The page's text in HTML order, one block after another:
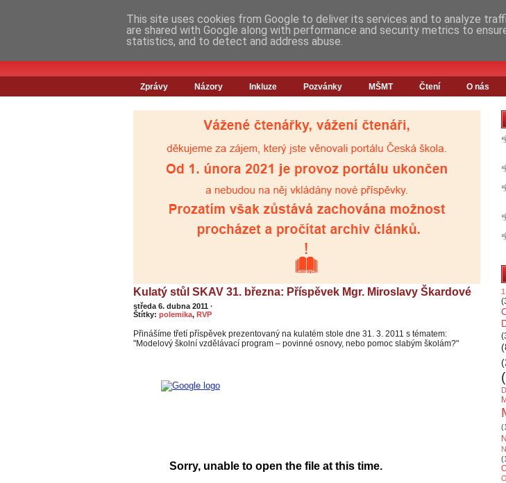
Zprávy Názory Inkluze Pozvánky MŠMT Čtení O nás
Kulatý stůl SKAV 31. března: Příspěvek Mgr. Miroslavy Škardové
středa 6. dubna 2011 ·
Štítky: polemika, RVP
Přinášíme třetí příspěvek prezentovaný na kulatém stole dne 31. 3. 2011 s tématem:
"Modelový školní vzdělávací program – povinné osnovy, nebo pomoc slabým školám?"
This site uses cookies from Google to deliver its services and to analyze
are shared with Google along with performance and security metrics to
statistics, and to detect and address abuse.